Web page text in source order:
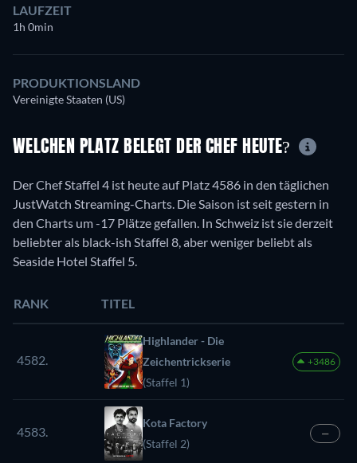
LAUFZEIT
1h 0min
PRODUKTIONSLAND
Vereinigte Staaten (US)
WELCHEN PLATZ BELEGT DER CHEF HEUTE?
Der Chef Staffel 4 ist heute auf Platz 4586 in den täglichen
JustWatch Streaming-Charts. Die Saison ist seit gestern in
den Charts um -17 Plätze gefallen. In Schweiz ist sie derzeit
beliebter als black-ish Staffel 8, aber weniger beliebt als
Seaside Hotel Staffel 5.
RANK TITEL
4582.
Highlander - Die
Zeichentrickserie
(Staffel 1)
+3486
4583.
Kota Factory
(Staffel 2)
—